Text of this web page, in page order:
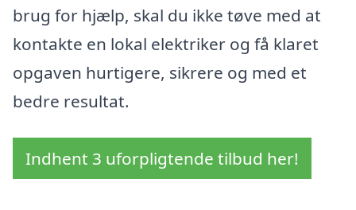
brug for hjælp, skal du ikke tøve med at
kontakte en lokal elektriker og få klaret
opgaven hurtigere, sikrere og med et
bedre resultat.
Indhent 3 uforpligtende tilbud her!